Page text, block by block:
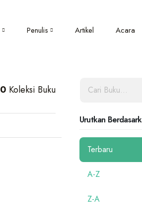
Penulis Artikel Acara
0 Koleksi Buku
Urutkan
Terbaru
A-Z
Z-A